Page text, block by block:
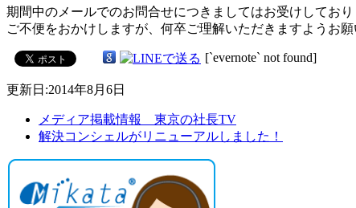
期間中のメールでのお問合せにつきましてはお受けしてお
ご不便をおかけしますが、何卒ご理解いただきますようお願
[`evernote` not found]
更新日:2014年8月6日
メディア掲載情報 東京の社長TV
解決コンシェルがリニューアルしました！